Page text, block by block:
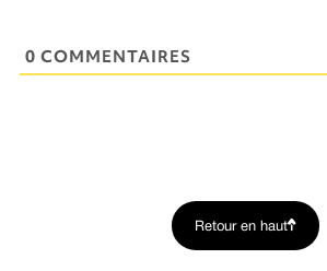
0 COMMENTAIRES
Retour en haut